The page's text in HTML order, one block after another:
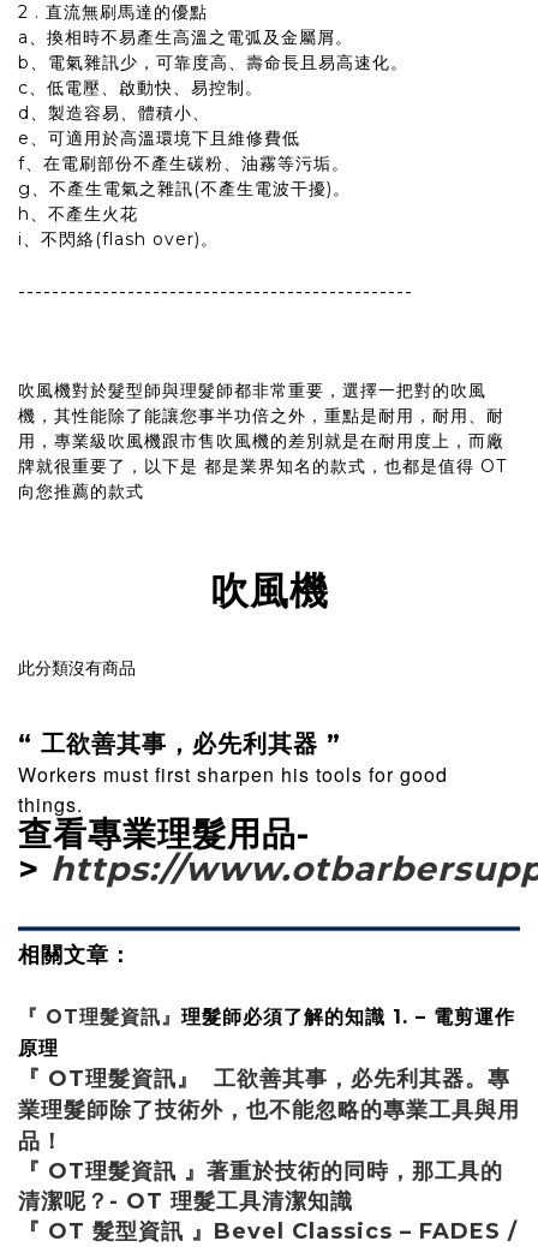
2 . 直流無刷馬達的優點
a、換相時不易產生高溫之電弧及金屬屑。
b、電氣雜訊少，可靠度高、壽命長且易高速化。
c、低電壓、啟動快、易控制。
d、製造容易、體積小、
e、可適用於高溫環境下且維修費低
f、在電刷部份不產生碳粉、油霧等污垢。
g、不產生電氣之雜訊(不產生電波干擾)。
h、不產生火花
i、不閃絡(flash over)。
-----------------------------------------------
吹風機對於髮型師與理髮師都非常重要，選擇一把對的吹風
機，其性能除了能讓您事半功倍之外，重點是耐用，耐用、耐
用，專業級吹風機跟市售吹風機的差別就是在耐用度上，而廠
牌就很重要了，以下是 都是業界知名的款式，也都是值得 OT
向您推薦的款式
吹風機
此分類沒有商品
“ 工欲善其事，必先利其器 ”
Workers must first sharpen his tools for good
things.
查看專業理髮用品-
> https://
相關文章：
『 OT理髮資訊』 理髮師必須了解的知識 1. – 電剪運作
原理
『 OT理髮資訊』 工欲善其事，必先利其器。專
業理髮師除了技術外，也不能忽略的專業工具與用
品！​
『 OT理髮資訊 』著重於技術的同時，那工具的
清潔呢？- OT 理髮工具清潔知識
『 OT 髮型資訊 』Bevel Classics – FADES /